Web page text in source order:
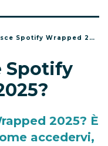
Spotify Wrapped 2025?
Spotify
2025? È
accedervi,